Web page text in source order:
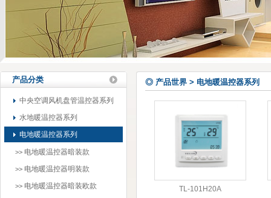
产品分类
中央空调风机盘管温控器系列
水地暖温控器系列
电地暖温控器系列
>> 电地暖温控器暗装款
>> 电地暖温控器明装款
>> 电地暖温控器暗装欧款
◎ 产品世界 > 电地暖温控器系列
TL-101H20A